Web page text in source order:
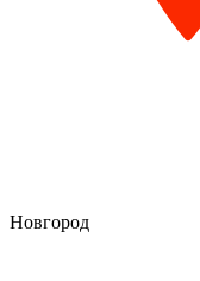
Новгород